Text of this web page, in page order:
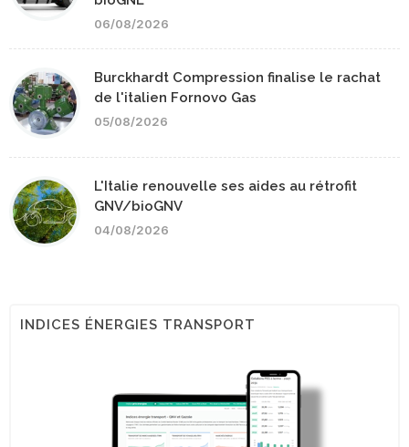
06/08/2026
Burckhardt Compression finalise le rachat
de l'italien Fornovo Gas
05/08/2026
L'Italie renouvelle ses aides au rétrofit
GNV/bioGNV
04/08/2026
INDICES ÉNERGIES TRANSPORT